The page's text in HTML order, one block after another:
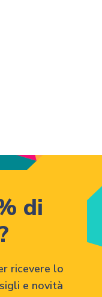
di
ricevere lo
e novità